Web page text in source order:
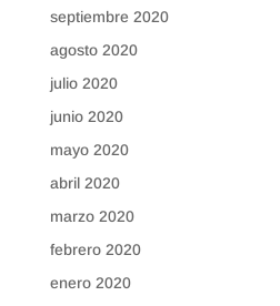
septiembre 2020
agosto 2020
julio 2020
junio 2020
mayo 2020
abril 2020
marzo 2020
febrero 2020
enero 2020